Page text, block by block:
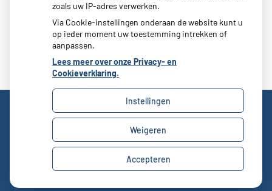
Uw Zorg Online|Beheer
Cookie-instellingen
zoals uw IP-adres verwerken.
Via Cookie-instellingen onderaan de website kunt u
op ieder moment uw toestemming intrekken of
aanpassen.
Lees meer over onze Privacy- en
Cookieverklaring.
Instellingen
Weigeren
Accepteren